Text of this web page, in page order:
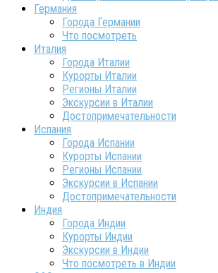
Германия
Города Германии
Что посмотреть
Италия
Города Италии
Курорты Италии
Регионы Италии
Экскурсии в Италии
Достопримечательности
Испания
Города Испании
Курорты Испании
Регионы Испании
Экскурсии в Испании
Достопримечательности
Индия
Города Индии
Курорты Индии
Экскурсии в Индии
Что посмотреть в Индии